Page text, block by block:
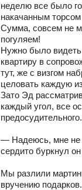
неделю все было
накачанным торсом
Сумма, совсем не
погуляем!
Нужно было видеть
квартиру в
тут, же с визгом
целовать каждую
Зато Эд
каждый угол, все
предосудительного.
— Надеюсь, мне не
сердито буркнул
Мы разлили
вручению